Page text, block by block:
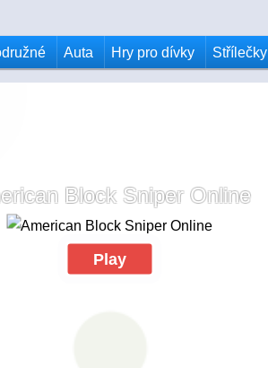
Auta Hry pro dívky Střílečky
Block Sniper Online
Play